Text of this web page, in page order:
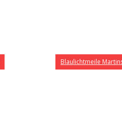
Blaulichtmeile